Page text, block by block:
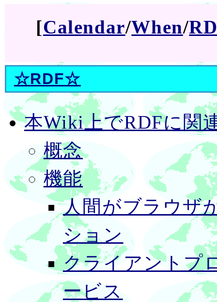
[Calendar/When/
☆RDF☆
本Wiki上でRDFに関
概念
機能
人間がブラウザ
ション
クライアントプ
ービス